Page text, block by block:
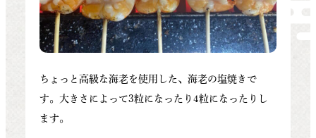
ちょっと高級な海老を使用した、海老の塩焼きで
す。大きさによって3粒になったり4粒になったりし
ます。